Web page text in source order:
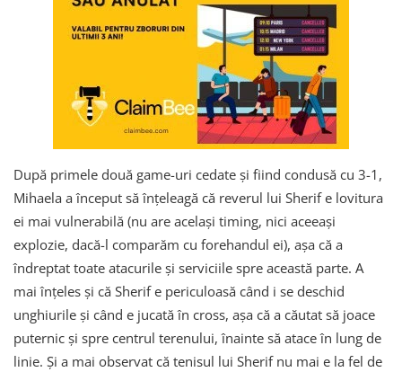
După primele două game-uri cedate și fiind condusă cu 3-1,
Mihaela a început să înțeleagă că reverul lui Sherif e lovitura
ei mai vulnerabilă (nu are același timing, nici aceeași
explozie, dacă-l comparăm cu forehandul ei), așa că a
îndreptat toate atacurile și serviciile spre această parte. A
mai înțeles și că Sherif e periculoasă când i se deschid
unghiurile și când e jucată în cross, așa că a căutat să joace
puternic și spre centrul terenului, înainte să atace în lung de
linie. Și a mai observat că tenisul lui Sherif nu mai e la fel de